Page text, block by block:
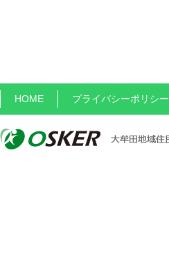
HOME プライバシーポリシー